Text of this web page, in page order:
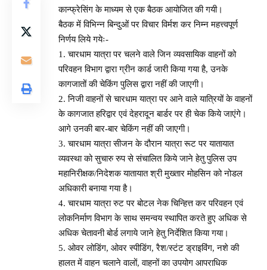
कान्फ्रेसिंग के माध्यम से एक बैठक आयोजित की गयी।
बैठक में विभिन्न बिन्दुओं पर विचार विर्मश कर निम्न महत्त्वपूर्ण
निर्णय लिये गयेः-
1. चारधाम यात्रा पर चलने वाले जिन व्यवसायिक वाहनों को
परिवहन विभाग द्वारा ग्रीन कार्ड जारी किया गया है, उनके
कागजातों की चेकिंग पुलिस द्वारा नहीं की जाएगी।
2. निजी वाहनों से चारधाम यात्रा पर आने वाले यात्रियों के वाहनों
के कागजात हरिद्वार एवं देहरादून बार्डर पर ही चेक किये जाएंगे।
आगे उनकी बार-बार चेकिंग नहीं की जाएगी।
3. चारधाम यात्रा सीजन के दौरान यात्रा रूट पर यातायात
व्यवस्था को सुचारु रुप से संचालित किये जाने हेतु पुलिस उप
महानिरीक्षक/निदेशक यातायात श्री मुख्तार मोहसिन को नोडल
अधिकारी बनाया गया है।
4. चारधाम यात्रा रुट पर बोटल नेक चिन्हित्त कर परिवहन एवं
लोकनिर्माण विभाग के साथ समन्वय स्थापित करते हुए अधिक से
अधिक चेतावनी बोर्ड लगाये जाने हेतु निर्देशित किया गया।
5. ओवर लोडिंग, ओवर स्पीडिंग, रैश/स्टंट ड्राइविंग, नशे की
हालत में वाहन चलाने वालों, वाहनों का उपयोग आपराधिक